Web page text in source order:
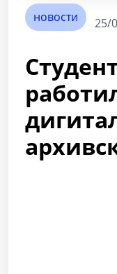
новости 25/